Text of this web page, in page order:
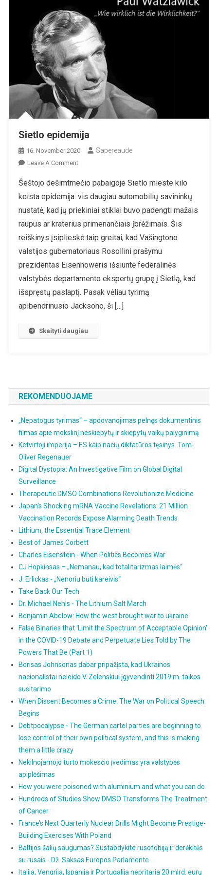
Sietlo epidemija
16. November 2020 Sapereaude
Leave A CommentOn
Epidemija
Šeštojo dešimtmečio pabaigoje Sietlo mieste kilo
keista epidemija: vis daugiau automobilių savininkų
nustatė, kad jų priekiniai stiklai buvo padengti mažais
raupus ar kraterius primenančiais įbrėžimais. Šis
reiškinys įsiplieskė taip greitai, kad Vašingtono
valstijos gubernatoriaus Rosollini prašymu
prezidentas Eisenhoweris išsiuntė federalinės
valstybės departamento ekspertų grupę į Sietlą, kad
išspręstų paslaptį. Pasak vėliau tyrimą
apibendrinusio Jacksono, ši […]
Skaityti daugiau
REKOMENDUOJAME
„Nepatogus tyrimas“ – apdovanojimas pelnęs dokumentinis
filmas apie mokslinį neskiepytų ir skiepytų vaikų palyginimą
Ketvirtoji imperija – ES kaip nacių diktatūros tęsinys. Tom-
Oliver Regenauer
Digital Dystopia: An Investigative Film on Global Digital
Surveillance
Therapeutic DMSO Combinations Revolutionize Medicine
Japan’s Shocking mRNA Vaccine Revelations: 21 Million
Vaccination Records Expose Alarming Death Trends
Lithium, the Essential Trace Element
Best of James Corbett
Charles Eisenstein - When Politics Becomes War
CJ Hopkinsas – „Nemanau, kad totalitarizmas laimės“
J. Erlickas - „Nenoriu būti kareivis“
Take Back Our Tech
Dr. Michael Nehls - The Lithium Salt March
Benjamin Abelow: How the west brought war to ukraine
False Binaries that 'Limit the Spectrum of Acceptable Opinion'
in the COVID-19 Debate and Perpetuate Lies Told by The
Powers That Be (Part 1)
Borisas Johnsonas dabar pripažįsta, kad Ukrainos
nacionalistai neleido V. Zelenskiui įgyvendinti 2019 m. taikos
susitarimo
When Dissent Becomes a Crime: The War on Political Speech
Begins
Debtpocalypse - The German cartel parties are beginning to
lose control of their own political system, and this is making
them a little crazy
Nekilnojamojo turto mokesčio įvedimas yra valstybės
apiplėšimas
How you were poisoned with aluminium and what you can do
Hundreds of Studies Show DMSO Transforms The Treatment
of Cancer
France’s Next Quarterly Nuclear Drills Might Become Prestige-
Building Exercises With Poland
Baltijos šalių saugumas? Sustabdykite rusofobiją ir derėkitės
su rusais - Dž. Saksas Europos Parlamente
Italija, Vengrija, Ispanija ir Portugalija nepritaria 20 mlrd. eurų